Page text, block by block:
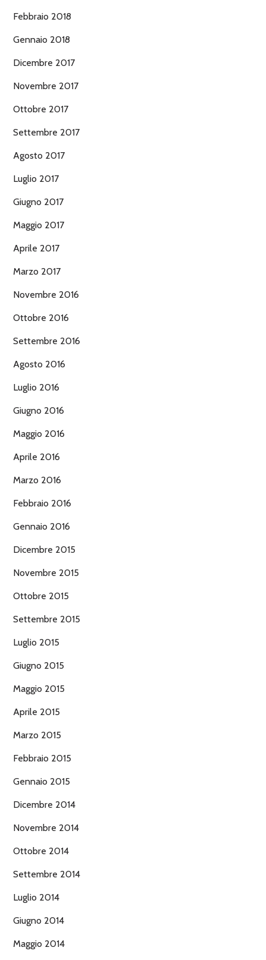
Febbraio 2018
Gennaio 2018
Dicembre 2017
Novembre 2017
Ottobre 2017
Settembre 2017
Agosto 2017
Luglio 2017
Giugno 2017
Maggio 2017
Aprile 2017
Marzo 2017
Novembre 2016
Ottobre 2016
Settembre 2016
Agosto 2016
Luglio 2016
Giugno 2016
Maggio 2016
Aprile 2016
Marzo 2016
Febbraio 2016
Gennaio 2016
Dicembre 2015
Novembre 2015
Ottobre 2015
Settembre 2015
Luglio 2015
Giugno 2015
Maggio 2015
Aprile 2015
Marzo 2015
Febbraio 2015
Gennaio 2015
Dicembre 2014
Novembre 2014
Ottobre 2014
Settembre 2014
Luglio 2014
Giugno 2014
Maggio 2014